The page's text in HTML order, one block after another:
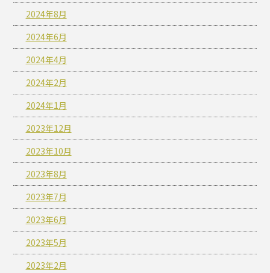
2024年8月
2024年6月
2024年4月
2024年2月
2024年1月
2023年12月
2023年10月
2023年8月
2023年7月
2023年6月
2023年5月
2023年2月